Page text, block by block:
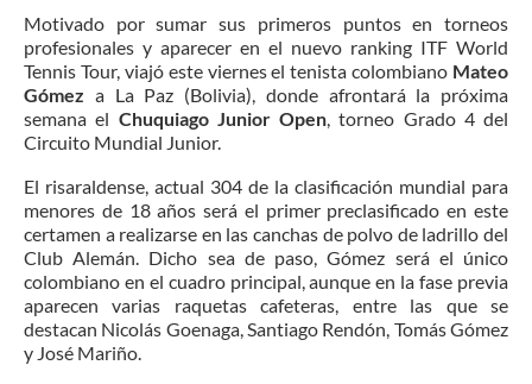
Motivado por sumar sus primeros puntos en torneos
profesionales y aparecer en el nuevo ranking ITF World
Tennis Tour, viajó este viernes el tenista colombiano Mateo
Gómez a La Paz (Bolivia), donde afrontará la próxima
semana el Chuquiago Junior Open, torneo Grado 4 del
Circuito Mundial Junior.
El risaraldense, actual 304 de la clasificación mundial para
menores de 18 años será el primer preclasificado en este
certamen a realizarse en las canchas de polvo de ladrillo del
Club Alemán. Dicho sea de paso, Gómez será el único
colombiano en el cuadro principal, aunque en la fase previa
aparecen varias raquetas cafeteras, entre las que se
destacan Nicolás Goenaga, Santiago Rendón, Tomás Gómez
y José Mariño.